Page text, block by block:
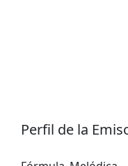
Perfil de la